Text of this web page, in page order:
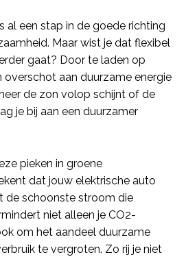
al een stap in de goede richting
Maar wist je dat flexibel
gaat? Door te laden op
aan duurzame energie
de zon volop schijnt of de
je bij aan een duurzamer
pieken in groene
dat jouw elektrische auto
de schoonste stroom die
niet alleen je CO2-
om het aandeel duurzame
te vergroten. Zo rij je niet